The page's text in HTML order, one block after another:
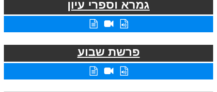
גמרא וספרי עיון
פרשת שבוע